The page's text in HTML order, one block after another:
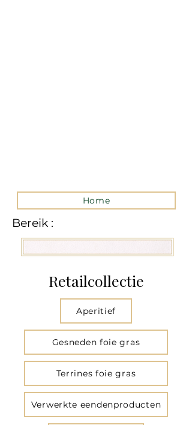
Home
Bereik :
Retailcollectie
Aperitief
Gesneden foie gras
Terrines foie gras
Verwerkte eendenproducten